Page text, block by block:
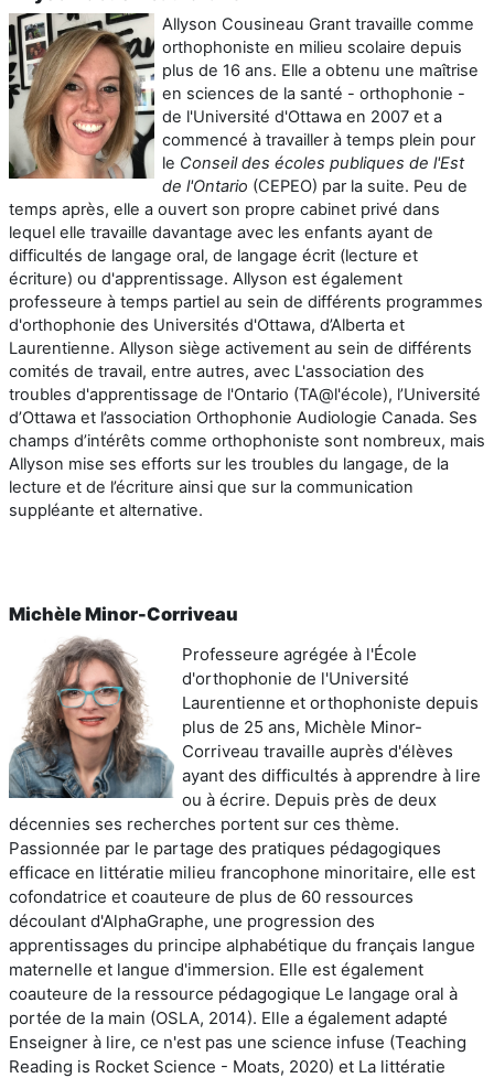
Allyson Cousineau Grant travaille comme
orthophoniste en milieu scolaire depuis
plus de 16 ans. Elle a obtenu une maîtrise
en sciences de la santé - orthophonie -
de l'Université d'Ottawa en 2007 et a
commencé à travailler à temps plein pour
le Conseil des écoles publiques de l'Est
de l'Ontario (CEPEO) par la suite. Peu de
temps après, elle a ouvert son propre cabinet privé dans
lequel elle travaille davantage avec les enfants ayant de
difficultés de langage oral, de langage écrit (lecture et
écriture) ou d'apprentissage. Allyson est également
professeure à temps partiel au sein de différents programmes
d'orthophonie des Universités d'Ottawa, d’Alberta et
Laurentienne. Allyson siège activement au sein de différents
comités de travail, entre autres, avec L'association des
troubles d'apprentissage de l'Ontario (TA@l'école), l’Université
d’Ottawa et l’association Orthophonie Audiologie Canada. Ses
champs d’intérêts comme orthophoniste sont nombreux, mais
Allyson mise ses efforts sur les troubles du langage, de la
lecture et de l’écriture ainsi que sur la communication
suppléante et alternative.
Michèle Minor-Corriveau
Professeure agrégée à l'École
d'orthophonie de l'Université
Laurentienne et orthophoniste depuis
plus de 25 ans, Michèle Minor-
Corriveau travaille auprès d'élèves
ayant des difficultés à apprendre à lire
ou à écrire. Depuis près de deux
décennies ses recherches portent sur ces thème.
Passionnée par le partage des pratiques pédagogiques
efficace en littératie milieu francophone minoritaire, elle est
cofondatrice et coauteure de plus de 60 ressources
découlant d'AlphaGraphe, une progression des
apprentissages du principe alphabétique du français langue
maternelle et langue d'immersion. Elle est également
coauteure de la ressource pédagogique Le langage oral à
portée de la main (OSLA, 2014). Elle a également adapté
Enseigner à lire, ce n'est pas une science infuse (Teaching
Reading is Rocket Science - Moats, 2020) et La littératie